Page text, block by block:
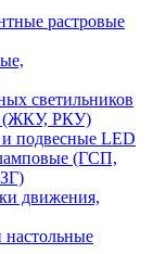
растровые
светильников
(ЖКУ, РКУ)
подвесные LED
(ГСП,
движения,